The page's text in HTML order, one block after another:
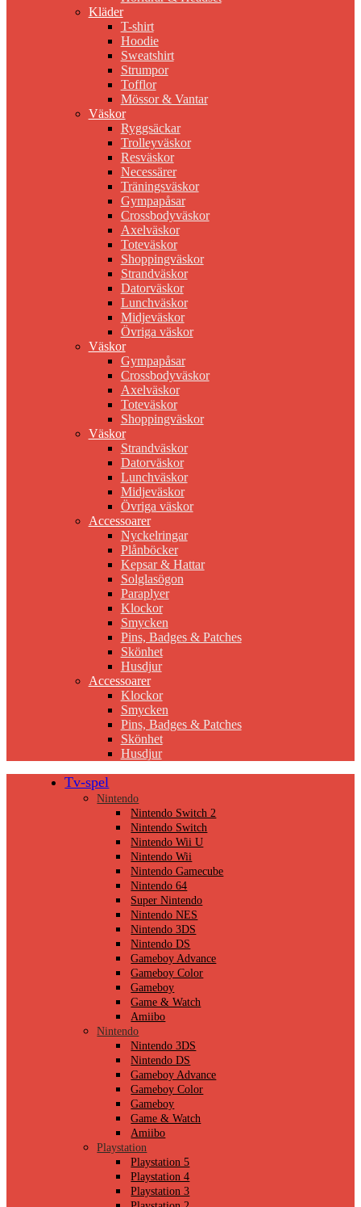
Kläder
T-shirt
Hoodie
Sweatshirt
Strumpor
Tofflor
Mössor & Vantar
Väskor
Ryggsäckar
Trolleyväskor
Resväskor
Necessärer
Träningsväskor
Gympapåsar
Crossbodyväskor
Axelväskor
Toteväskor
Shoppingväskor
Strandväskor
Datorväskor
Lunchväskor
Midjeväskor
Övriga väskor
Väskor
Gympapåsar
Crossbodyväskor
Axelväskor
Toteväskor
Shoppingväskor
Väskor
Strandväskor
Datorväskor
Lunchväskor
Midjeväskor
Övriga väskor
Accessoarer
Nyckelringar
Plånböcker
Kepsar & Hattar
Solglasögon
Paraplyer
Klockor
Smycken
Pins, Badges & Patches
Skönhet
Husdjur
Accessoarer
Klockor
Smycken
Pins, Badges & Patches
Skönhet
Husdjur
Tv-spel
Nintendo
Nintendo Switch 2
Nintendo Switch
Nintendo Wii U
Nintendo Wii
Nintendo Gamecube
Nintendo 64
Super Nintendo
Nintendo NES
Nintendo 3DS
Nintendo DS
Gameboy Advance
Gameboy Color
Gameboy
Game & Watch
Amiibo
Nintendo
Nintendo 3DS
Nintendo DS
Gameboy Advance
Gameboy Color
Gameboy
Game & Watch
Amiibo
Playstation
Playstation 5
Playstation 4
Playstation 3